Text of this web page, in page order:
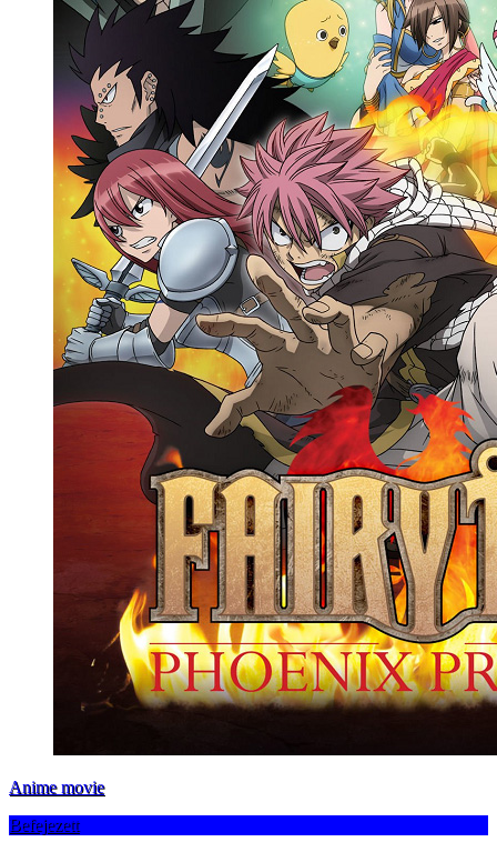
Anime movie
Befejezett